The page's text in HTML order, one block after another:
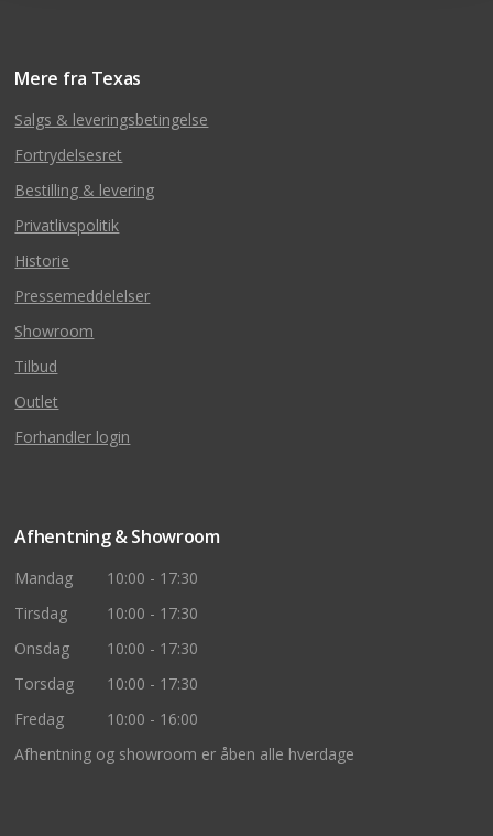
Mere fra Texas
Salgs & leveringsbetingelse
Fortrydelsesret
Bestilling & levering
Privatlivspolitik
Historie
Pressemeddelelser
Showroom
Tilbud
Outlet
Forhandler login
Afhentning & Showroom
Mandag
10:00 - 17:30
Tirsdag
10:00 - 17:30
Onsdag
10:00 - 17:30
Torsdag
10:00 - 17:30
Fredag
10:00 - 16:00
Afhentning og showroom er åben alle hverdage